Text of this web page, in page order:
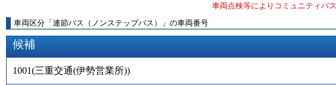
車両点検等によりコミュニティバ
車両区分 「 連節バス（ノンステップバス） 」 の車両番号
候補
1001(三重交通(伊勢営業所))